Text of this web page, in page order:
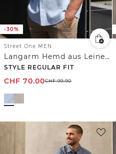
-30%
Street One MEN
Langarm Hemd aus Leinenmix
STYLE REGULAR FIT
CHF 70.00CHF99.90